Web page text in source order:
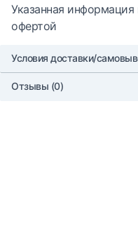
Указанная информация
офертой
Условия доставки/
Отзывы (0)